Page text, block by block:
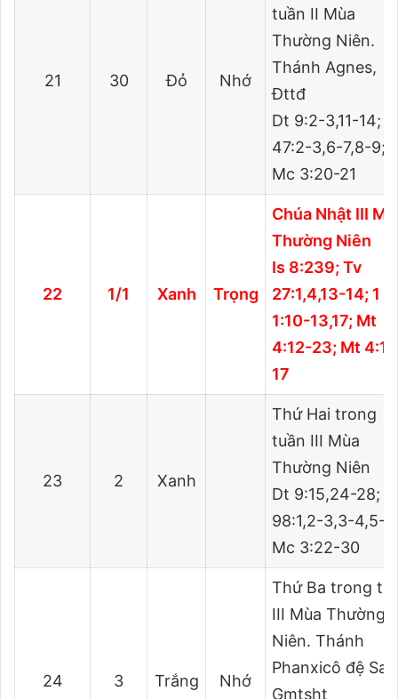
21 30 Đỏ Nhớ
tuần II Mùa
Thường Niên.
Thánh Agnes,
Đttđ
Dt 9:2-3,11-14;
47:2-3,6-7,8-9;
Mc 3:20-21
22 1/1 Xanh Trọng
Chúa Nhật III
Thường Niên
Is 8:239; Tv
27:1,4,13-14; 1
1:10-13,17; Mt
4:12-23; Mt
17
23 2 Xanh
Thứ Hai trong
tuần III Mùa
Thường Niên
Dt 9:15,24-28;
98:1,2-3,3-4,5-
Mc 3:22-30
24 3 Trắng Nhớ
Thứ Ba trong
III Mùa Thường
Niên. Thánh
Phanxicô đệ
Gmtsht